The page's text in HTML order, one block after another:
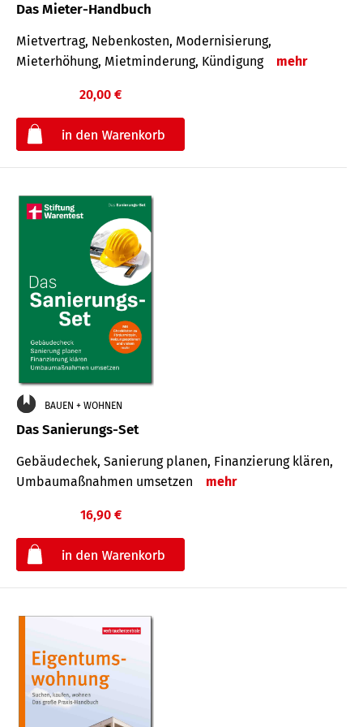
Das Mieter-Handbuch
Mietvertrag, Nebenkosten, Modernisierung,
Mieterhöhung, Mietminderung, Kündigung
mehr
20,00 €
BAUEN + WOHNEN
Das Sanierungs-Set
Gebäudechek, Sanierung planen, Finanzierung klären,
Umbaumaßnahmen umsetzen
mehr
16,90 €